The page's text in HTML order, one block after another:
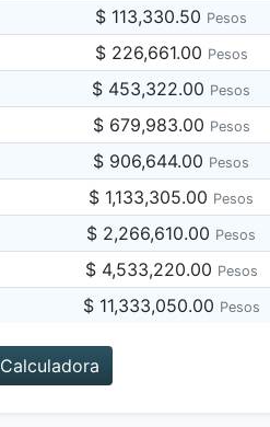
$ 113,330.50 Pesos
$ 226,661.00 Pesos
$ 453,322.00 Pesos
$ 679,983.00 Pesos
$ 906,644.00 Pesos
$ 1,133,305.00 Pesos
$ 2,266,610.00 Pesos
$ 4,533,220.00 Pesos
$ 11,333,050.00 Pesos
Calculadora